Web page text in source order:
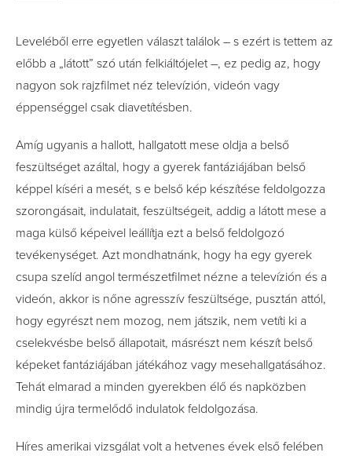
Leveléből erre egyetlen választ találok – s ezért is tettem az
előbb a „látott” szó után felkiáltójelet –, ez pedig az, hogy
nagyon sok rajzfilmet néz televízión, videón vagy
éppenséggel csak diavetítésben.
Amíg ugyanis a hallott, hallgatott mese oldja a belső
feszültséget azáltal, hogy a gyerek fantáziájában belső
képpel kíséri a mesét, s e belső kép készítése feldolgozza
szorongásait, indulatait, feszültségeit, addig a látott mese a
maga külső képeivel leállítja ezt a belső feldolgozó
tevékenységet. Azt mondhatnánk, hogy ha egy gyerek
csupa szelíd angol természetfilmet nézne a televízión és a
videón, akkor is nőne agresszív feszültsége, pusztán attól,
hogy egyrészt nem mozog, nem játszik, nem vetíti ki a
cselekvésbe belső állapotait, másrészt nem készít belső
képeket fantáziájában játékához vagy mesehallgatásához.
Tehát elmarad a minden gyerekben élő és napközben
mindig újra termelődő indulatok feldolgozása.
Híres amerikai vizsgálat volt a hetvenes évek első felében